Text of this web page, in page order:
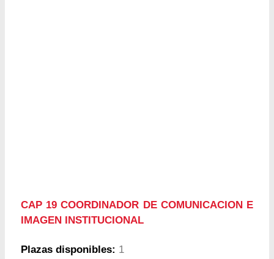
CAP 19 COORDINADOR DE COMUNICACION E
IMAGEN INSTITUCIONAL
Plazas disponibles: 1